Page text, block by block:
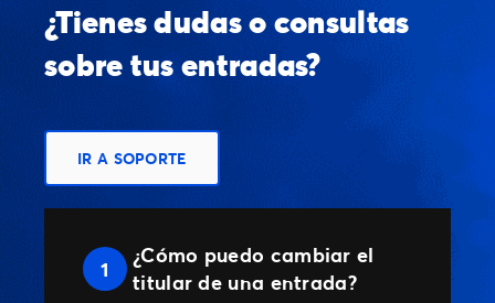
¿Tienes dudas o consultas
sobre tus entradas?
IR A SOPORTE
1
¿Cómo puedo cambiar el
titular de una entrada?